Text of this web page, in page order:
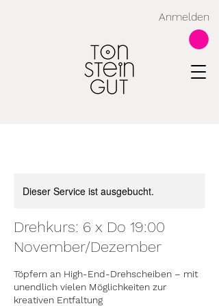
Anmelden
Dieser Service ist ausgebucht.
Drehkurs: 6 x Do 19:00
November/Dezember
Töpfern an High-End-Drehscheiben – mit
unendlich vielen Möglichkeiten zur
kreativen Entfaltung